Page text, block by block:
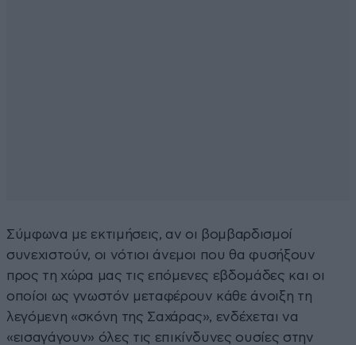
Σύμφωνα με εκτιμήσεις, αν οι βομβαρδισμοί
συνεχιστούν, οι νότιοι άνεμοι που θα φυσήξουν
προς τη χώρα μας τις επόμενες εβδομάδες και οι
οποίοι ως γνωστόν μεταφέρουν κάθε άνοιξη τη
λεγόμενη «σκόνη της Σαχάρας», ενδέχεται να
«εισαγάγουν» όλες τις επικίνδυνες ουσίες στην